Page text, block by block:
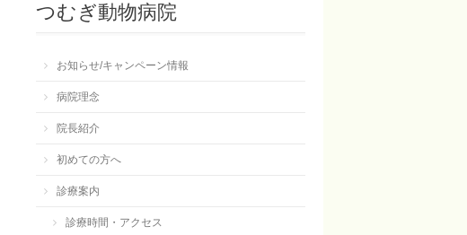
つむぎ動物病院
お知らせ/キャンペーン情報
病院理念
院長紹介
初めての方へ
診療案内
診療時間・アクセス